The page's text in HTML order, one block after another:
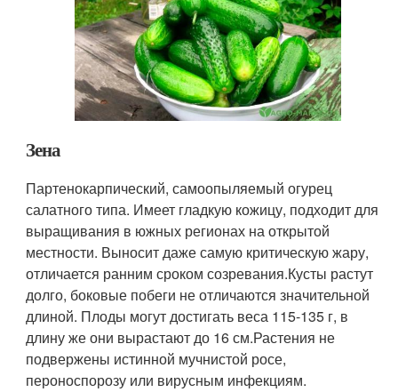
Зена
Партенокарпический, самоопыляемый огурец
салатного типа. Имеет гладкую кожицу, подходит для
выращивания в южных регионах на открытой
местности. Выносит даже самую критическую жару,
отличается ранним сроком созревания.Кусты растут
долго, боковые побеги не отличаются значительной
длиной. Плоды могут достигать веса 115-135 г, в
длину же они вырастают до 16 см.Растения не
подвержены истинной мучнистой росе,
пероноспорозу или вирусным инфекциям.